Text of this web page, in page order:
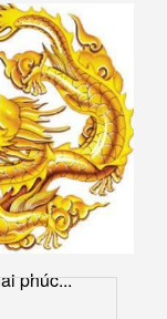
phúc...